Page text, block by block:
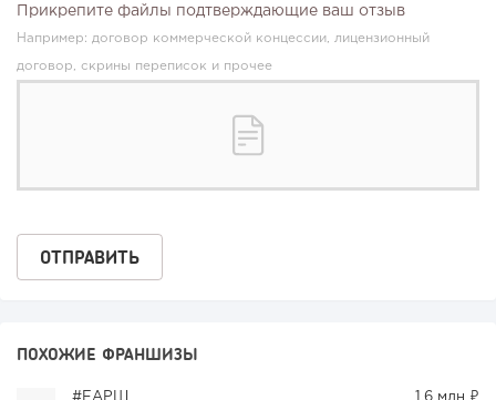
Прикрепите файлы подтверждающие ваш отзыв
Например: договор коммерческой концессии, лицензионный
договор, скрины переписок и прочее
ПОХОЖИЕ ФРАНШИЗЫ
#FАРШ
1,6 млн ₽